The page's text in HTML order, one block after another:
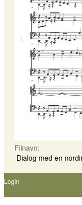
Filnavn:
Dialog med en
Login